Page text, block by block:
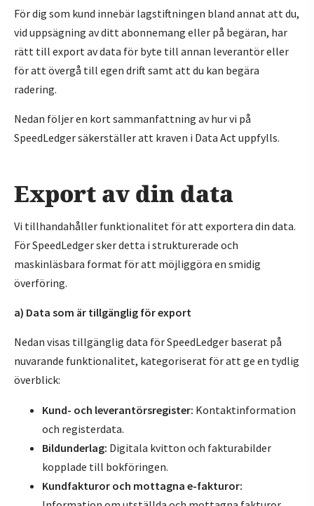
För dig som kund innebär lagstiftningen bland annat att du,
vid uppsägning av ditt abonnemang eller på begäran, har
rätt till export av data för byte till annan leverantör eller
för att övergå till egen drift samt att du kan begära
radering.
Nedan följer en kort sammanfattning av hur vi på
SpeedLedger säkerställer att kraven i Data Act uppfylls.
Export av din data
Vi tillhandahåller funktionalitet för att exportera din data.
För SpeedLedger sker detta i strukturerade och
maskinläsbara format för att möjliggöra en smidig
överföring.
a) Data som är tillgänglig för export
Nedan visas tillgänglig data för SpeedLedger baserat på
nuvarande funktionalitet, kategoriserat för att ge en tydlig
överblick:
Kund- och leverantörsregister: Kontaktinformation
och registerdata.
Bildunderlag: Digitala kvitton och fakturabilder
kopplade till bokföringen.
Kundfakturor och mottagna e-fakturor: